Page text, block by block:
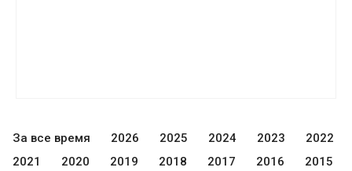
За все время 2026 2025 2024 2023
2022
2021
2020 2019 2018 2017 2016
2015